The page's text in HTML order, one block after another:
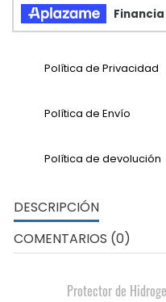
Política de Privacidad
Política de Envío
Política de devolución
DESCRIPCIÓN
COMENTARIOS (0)
Protector de